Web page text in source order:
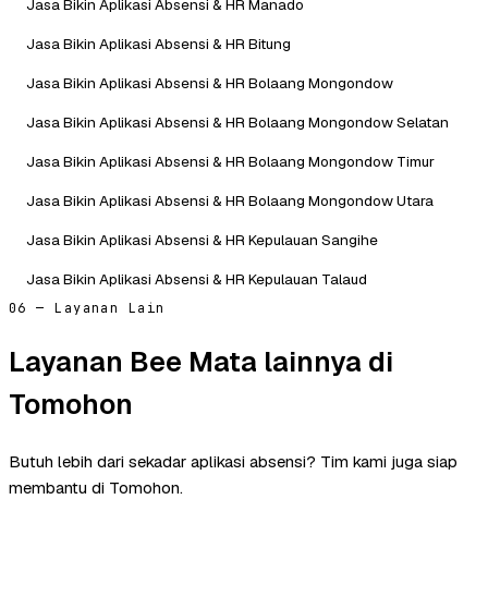
Jasa Bikin Aplikasi Absensi & HR Manado
Jasa Bikin Aplikasi Absensi & HR Bitung
Jasa Bikin Aplikasi Absensi & HR Bolaang Mongondow
Jasa Bikin Aplikasi Absensi & HR Bolaang Mongondow Selatan
Jasa Bikin Aplikasi Absensi & HR Bolaang Mongondow Timur
Jasa Bikin Aplikasi Absensi & HR Bolaang Mongondow Utara
Jasa Bikin Aplikasi Absensi & HR Kepulauan Sangihe
Jasa Bikin Aplikasi Absensi & HR Kepulauan Talaud
06 — Layanan Lain
Layanan Bee Mata lainnya di
Tomohon
Butuh lebih dari sekadar aplikasi absensi? Tim kami juga siap
membantu di Tomohon.